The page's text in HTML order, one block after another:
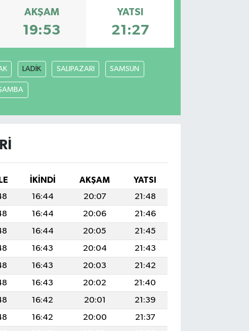
AKŞAM
19:53
YATSI
21:27
LADİK SALIPAZARI SAMSUN
İKINDI AKŞAM
YATSI
16:44 20:07
21:48
16:44 20:06
21:46
16:44 20:05
21:45
16:43 20:04
21:43
16:43 20:03
21:42
16:43 20:02
21:40
16:42 20:01
21:39
16:42 20:00
21:37